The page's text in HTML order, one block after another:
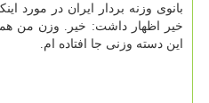
بانوی وزنه بردار ایران در مورد
این دسته وزنی جا افتاده ام.